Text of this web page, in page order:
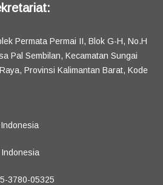
Permata Permai II, Blok G-H, No.H
Pal Sembilan, Kecamatan Sungai
Provinsi Kalimantan Barat, Kode
3780-05325